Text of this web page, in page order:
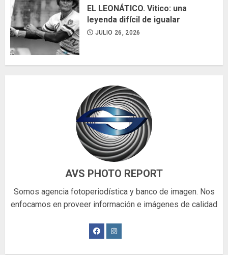
EL LEONÁTICO. Vitico: una
leyenda difícil de igualar
JULIO 26, 2026
AVS PHOTO REPORT
Somos agencia fotoperiodística y banco de imagen. Nos
enfocamos en proveer información e imágenes de calidad